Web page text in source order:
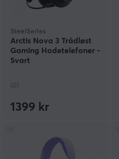
SteelSeries
Arctis Nova 3 Trådløst
Gaming Hodetelefoner -
Svart
(0)
1399 kr